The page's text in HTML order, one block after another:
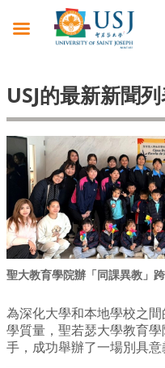
USJ的最新新聞
聖大教育學院辦「同課異教」
為深化大學和本地學校之
學質量，聖若瑟大學教育
手，成功舉辦了一場別具意